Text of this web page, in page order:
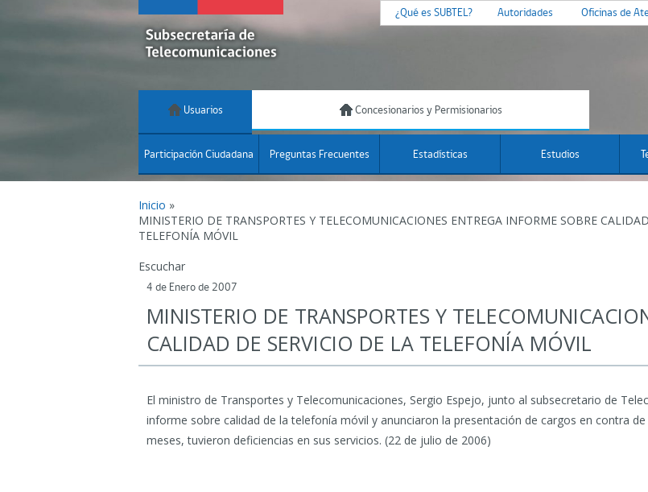
¿Qué es SUBTEL? Autoridades Oficinas de
Usuarios Concesionarios y Permisionarios
Participación Ciudadana Preguntas Frecuentes Estadísticas Estudios
Inicio »
MINISTERIO DE TRANSPORTES Y TELECOMUNICACIONES ENTREGA INFORME SOBRE
TELEFONÍA MÓVIL
Escuchar
4 de Enero de 2007
MINISTERIO DE TRANSPORTES Y
CALIDAD DE SERVICIO DE LA TELEFONÍA MÓVIL
El ministro de Transportes y Telecomunicaciones, Sergio Espejo, junto al subsecretario de
informe sobre calidad de la telefonía móvil y anunciaron la presentación de cargos en contra
meses, tuvieron deficiencias en sus servicios. (22 de julio de 2006)